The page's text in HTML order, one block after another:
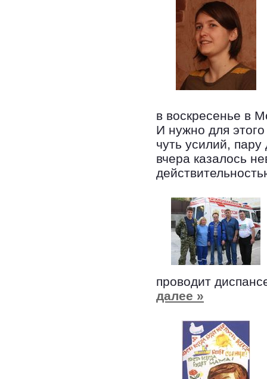
в воскресенье в
И нужно для
чуть усилий,
вчера казалось
проводит
далее »